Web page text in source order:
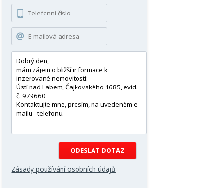
Zásady používání osobních údajů